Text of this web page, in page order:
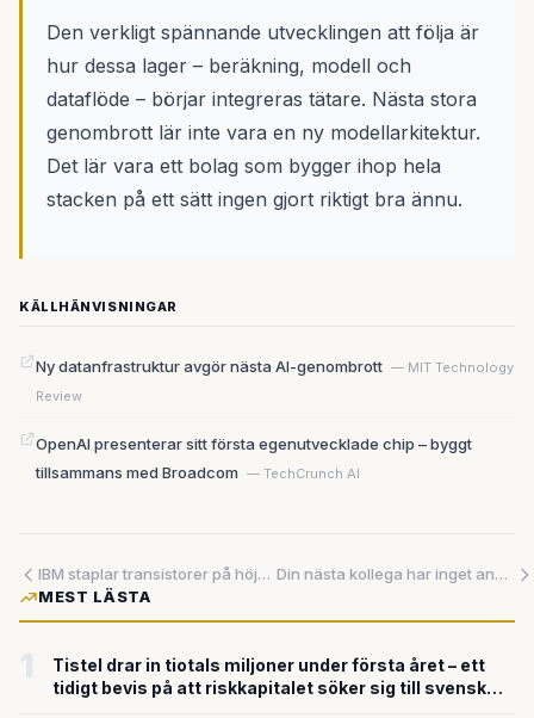
Den verkligt spännande utvecklingen att följa är
hur dessa lager – beräkning, modell och
dataflöde – börjar integreras tätare. Nästa stora
genombrott lär inte vara en ny modellarkitektur.
Det lär vara ett bolag som bygger ihop hela
stacken på ett sätt ingen gjort riktigt bra ännu.
KÄLLHÄNVISNINGAR
Ny datanfrastruktur avgör nästa AI-genombrott — MIT Technology
Review
OpenAI presenterar sitt första egenutvecklade chip – byggt
tillsammans med Broadcom — TechCrunch AI
IBM staplar transistorer på höjden – och lovar ett decennium till av datorutveckling
Din nästa kollega har inget ansikte — men fyller din kalender och svarar i Slack
MEST LÄSTA
Tistel drar in tiotals miljoner under första året – ett
tidigt bevis på att riskkapitalet söker sig till svensk